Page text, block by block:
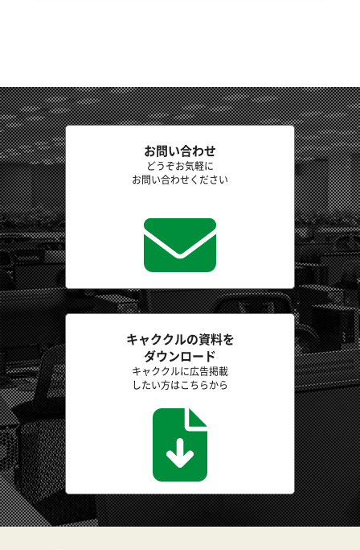
お問い合わせ
どうぞお気軽に
お問い合わせください
キャククルの資料を
ダウンロード
キャククルに広告掲載
したい方はこちらから